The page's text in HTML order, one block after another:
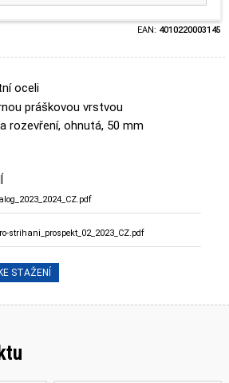
EAN: 4010220003145
oceli
práškovou vrstvou
rozevření, ohnutá, 50 mm
strihani_prospekt_02_2023_CZ.pdf
STAŽENÍ